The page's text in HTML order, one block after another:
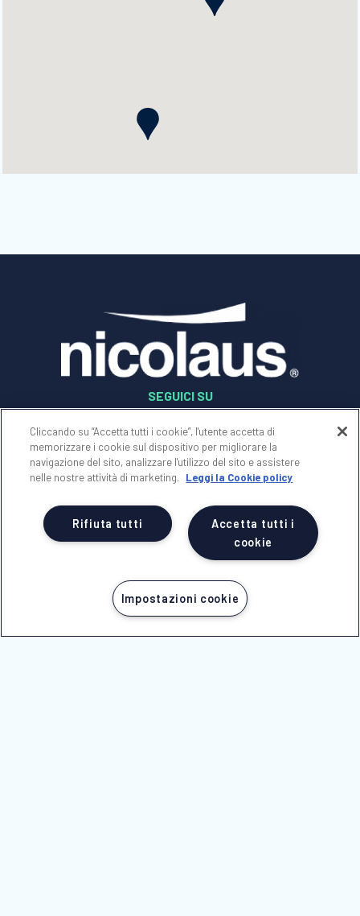
SEGUICI SU
© 2025 -NICOLAUS SpA
Società con unico socio soggetta a direzione e
coordinamento di Erregi Holding srl
P.IVA - C.F. 01517830749
n Licenza 239 del 28/05/1999
REA 70077 - Reg.Impr. di BRINDISI n.01517830749
Cap.Soc. Euro 100.000,00 i.v.
Cliccando su “Accetta tutti i cookie”, l'utente accetta di
memorizzare i cookie sul dispositivo per migliorare la
navigazione del sito, analizzare l'utilizzo del sito e assistere
nelle nostre attività di marketing.
Leggi la Cookie policy
Accetta tutti i
cookie
Rifiuta tutti
Impostazioni cookie